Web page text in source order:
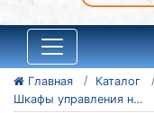
Главная Каталог
Шкафы управления насосами ШУН